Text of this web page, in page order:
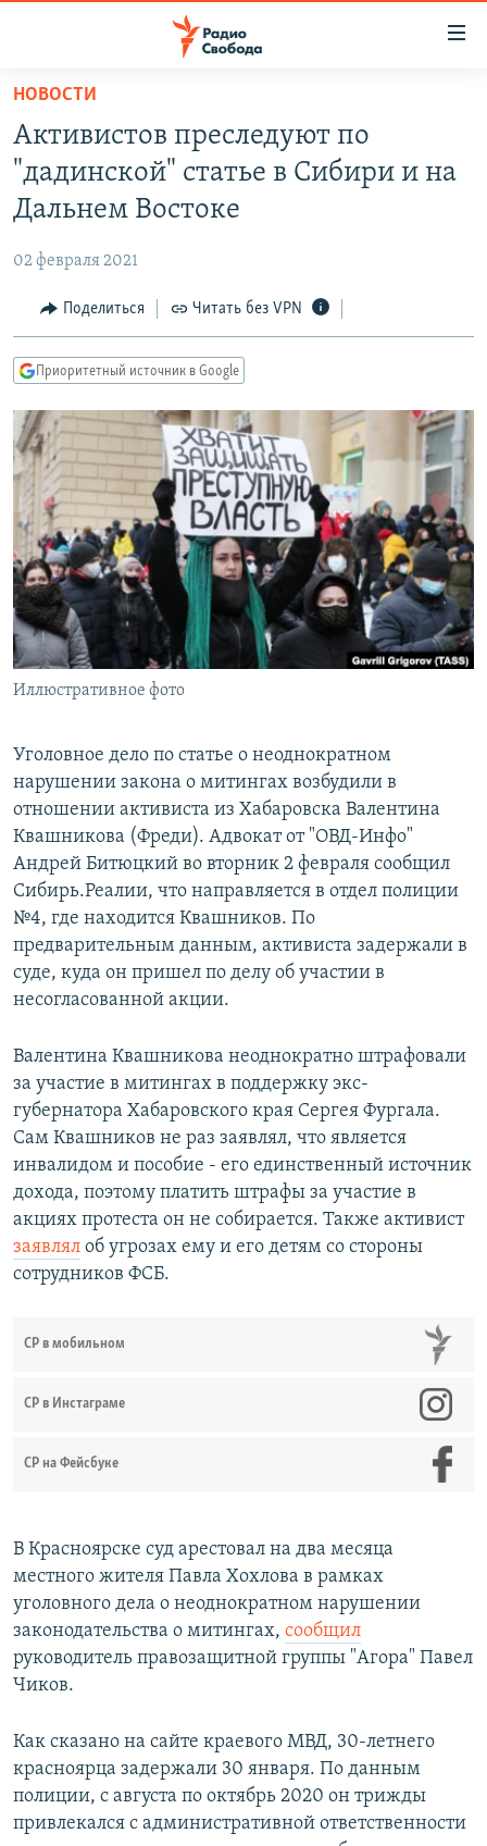
упрощенного
доступа
Вернуться
основному
Вернутся
Вернутся
поиску
ПОДКАСТЫ
АВТОРСКИЕ ПРОЕКТЫ
МНЕНИЯ
КУЛЬТУРА
КАВКАЗ.РЕАЛИИ
СЕВЕР.РЕАЛИИ
СИБИРЬ.РЕАЛИИ
РАСПИСАНИЕ ВЕЩАНИЯ
ПОДПИШИТЕСЬ НА РАССЫЛКУ
СОЦИАЛЬНЫЕ СЕТИ
Все сайты РСЕ/РС
НОВОСТИ
Активистов преследуют по
"дадинской" статье в Сибири и на
Дальнем Востоке
02 февраля 2021
Поделиться Читать без VPN
Приоритетный источник в Google
Иллюстративное фото
Уголовное дело по статье о неоднократном
нарушении закона о митингах возбудили в
отношении активиста из Хабаровска Валентина
Квашникова (Фреди). Адвокат от "ОВД-Инфо"
Андрей Битюцкий во вторник 2 февраля сообщил
Сибирь.Реалии, что направляется в отдел полиции
№4, где находится Квашников. По
предварительным данным, активиста задержали в
суде, куда он пришел по делу об участии в
несогласованной акции.
Валентина Квашникова неоднократно штрафовали
за участие в митингах в поддержку экс-
губернатора Хабаровского края Сергея Фургала.
Сам Квашников не раз заявлял, что является
инвалидом и пособие - его единственный источник
дохода, поэтому платить штрафы за участие в
акциях протеста он не собирается. Также активист
заявлял об угрозах ему и его детям со стороны
сотрудников ФСБ.
СР в мобильном
СР в Инстаграме
СР на Фейсбуке
В Красноярске суд арестовал на два месяца
местного жителя Павла Хохлова в рамках
уголовного дела о неоднократном нарушении
законодательства о митингах, сообщил
руководитель правозащитной группы "Агора" Павел
Чиков.
Как сказано на сайте краевого МВД, 30-летнего
красноярца задержали 30 января. По данным
полиции, с августа по октябрь 2020 он трижды
привлекался с административной ответственности